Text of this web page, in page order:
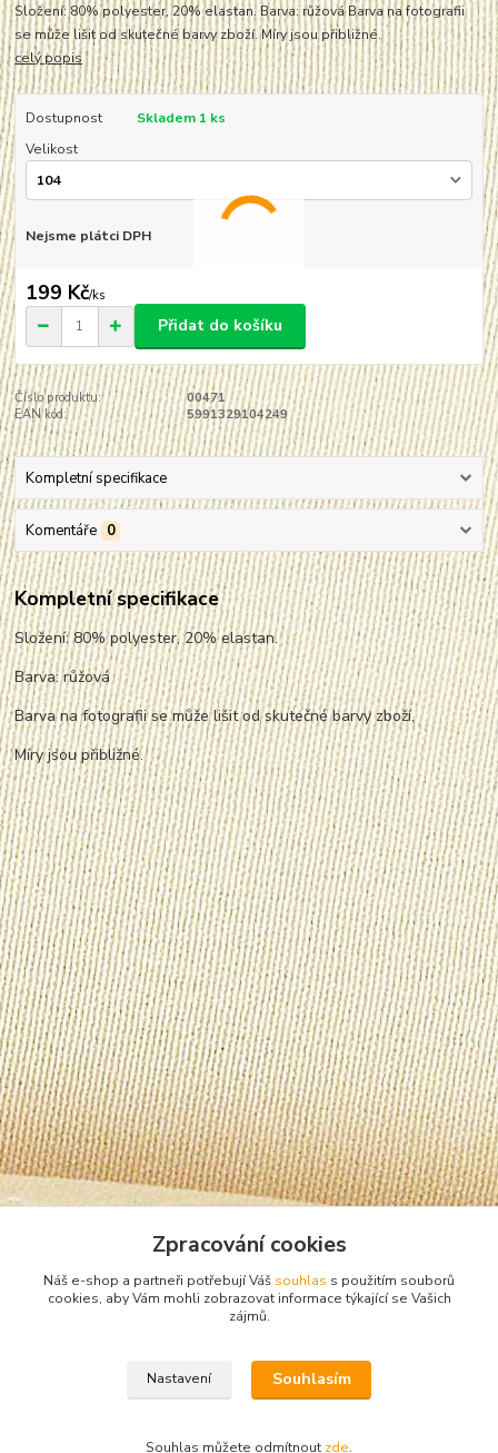
Složení: 80% polyester, 20% elastan. Barva: růžová Barva na fotografii
se může lišit od skutečné barvy zboží. Míry jsou přibližné.
celý popis
Dostupnost
Skladem 1 ks
Velikost
Nejsme plátci DPH
199 Kč/ks
Přidat do košíku
Číslo produktu:
00471
EAN kód:
5991329104249
Kompletní specifikace
Komentáře 0
Kompletní specifikace
Složení: 80% polyester, 20% elastan.
Barva: růžová
Barva na fotografii se může lišit od skutečné barvy zboží.
Míry jsou přibližné.
Zboží zařazeno v kategoriích
Spodní prádlo
Zpracování cookies
Náš e-shop a partneři potřebují Váš souhlas s použitím souborů
cookies, aby Vám mohli zobrazovat informace týkající se Vašich
zájmů.
Nastavení Souhlasím
Souhlas můžete odmítnout zde.